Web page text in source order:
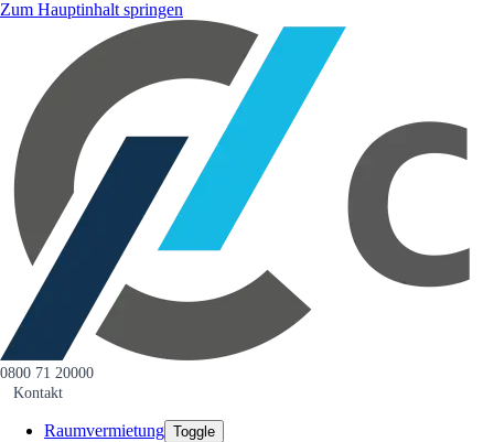
Zum Hauptinhalt springen
0800 71 20000
Kontakt
Raumvermietung Toggle